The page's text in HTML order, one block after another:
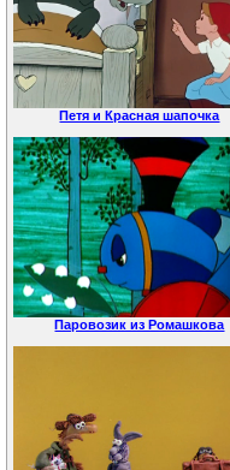
Петя и Красная шапочка
Паровозик из Ромашкова